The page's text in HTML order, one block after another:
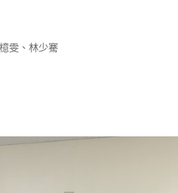
雯、林少騫